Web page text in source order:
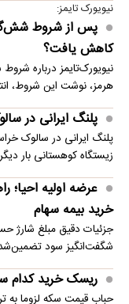
نیویورک تایمز:
پس از شروط
کاهش یافت؟
نیویورک‌تایمز درباره
هرمز، نوشت این شروط،
پلنگ ایرانی در
پلنگ ایرانی در سالوک
زیستگاه کوهستانی بار
عرضه اولیه احیا؛
خرید بیمه سهام
جزئیات دقیق مبلغ شارژ
شگفت‌انگیز سود
ریسک خرید کدام
حباب قیمت سکه لزوما به